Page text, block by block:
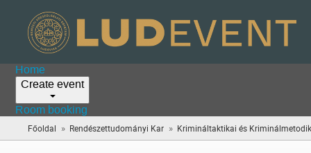
Home
Create event
Room booking
Főoldal » Rendészettudományi Kar » Krimináltaktikai és